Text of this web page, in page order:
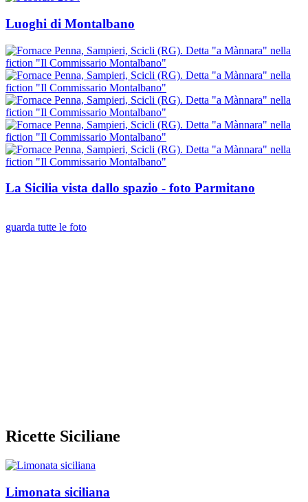
Luoghi di Montalbano
La Sicilia vista dallo spazio - foto Parmitano
guarda tutte le foto
Ricette Siciliane
Limonata siciliana